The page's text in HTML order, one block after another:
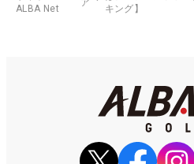
ALBA Net
キング】